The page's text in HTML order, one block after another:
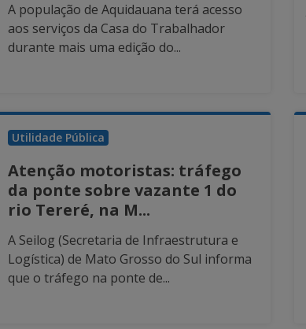
A população de Aquidauana terá acesso
aos serviços da Casa do Trabalhador
durante mais uma edição do...
Utilidade Pública
Atenção motoristas: tráfego
da ponte sobre vazante 1 do
rio Tereré, na M...
A Seilog (Secretaria de Infraestrutura e
Logística) de Mato Grosso do Sul informa
que o tráfego na ponte de...